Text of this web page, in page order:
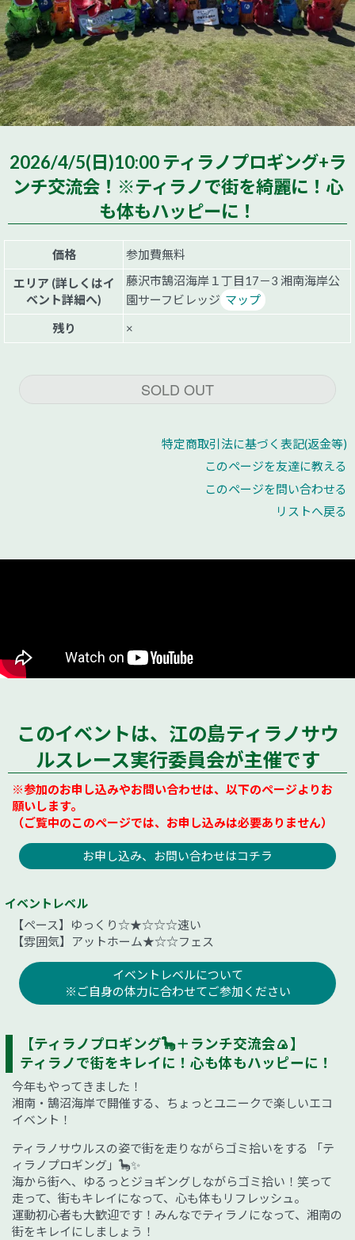
2026/4/5(日)10:00 ティラノプロギング+ラ
ンチ交流会！※ティラノで街を綺麗に！心
も体もハッピーに！
価格
参加費無料
エリア (詳しくはイ
ベント詳細へ)
藤沢市鵠沼海岸１丁目17－3 湘南海岸公
園サーフビレッジ マップ
残り
×
SOLD OUT
特定商取引法に基づく表記(返金等)
このページを友達に教える
このページを問い合わせる
リストへ戻る
このイベントは、江の島ティラノサウ
ルスレース実行委員会が主催です
※参加のお申し込みやお問い合わせは、以下のページよりお
願いします。
（ご覧中のこのページでは、お申し込みは必要ありません）
お申し込み、お問い合わせはコチラ
イベントレベル
【ペース】ゆっくり☆★☆☆☆速い
【雰囲気】アットホーム★☆☆フェス
イベントレベルについて
※ご自身の体力に合わせてご参加ください
【ティラノプロギング🦕＋ランチ交流会🍙】
ティラノで街をキレイに！心も体もハッピーに！
今年もやってきました！
湘南・鵠沼海岸で開催する、ちょっとユニークで楽しいエコ
イベント！
ティラノサウルスの姿で街を走りながらゴミ拾いをする 「テ
ィラノプロギング」🦕✨
海から街へ、ゆるっとジョギングしながらゴミ拾い！笑って
走って、街もキレイになって、心も体もリフレッシュ。
運動初心者も大歓迎です！みんなでティラノになって、湘南の
街をキレイにしましょう！